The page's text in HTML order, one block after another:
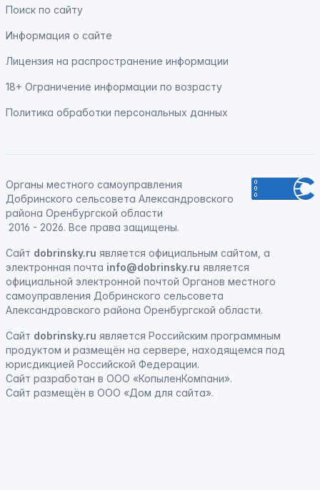
Поиск по сайту
Информация о сайте
Лицензия на распространение информации
18+ Ограничение информации по возрасту
Политика обработки персональных данных
Органы местного самоуправления
Добринского сельсовета Александровского
района Оренбургской области
2016 - 2026. Все права защищены.
Сайт dobrinsky.ru является официальным сайтом, а
электронная почта info@dobrinsky.ru является
официальной электронной почтой Органов местного
самоуправления Добринского сельсовета
Александровского района Оренбургской области.
Сайт dobrinsky.ru является Российским программным
продуктом и размещён на сервере, находящемся под
юрисдикцией Российской Федерации.
Сайт разработан в ООО «КопыленКомпани».
Сайт размещён в ООО «Дом для сайта».